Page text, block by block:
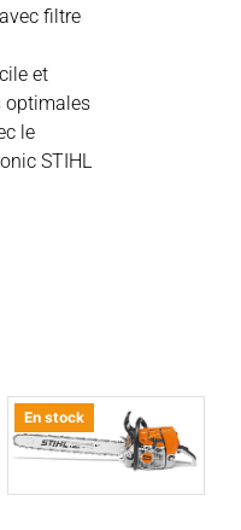
filtre
et
optimales
le
STIHL
En stock